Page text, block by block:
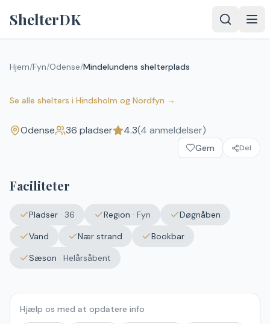
ShelterDK
Hjem/Fyn/Odense/Mindelundens shelterplads
Se alle shelters i Hindsholm og Nordfyn →
Mindelundens shelterplads
4.3 4 anmeldelser) Odense
Odense 36 pladser 4.3(4 anmeldelser)
Gem Del
Faciliteter
Pladser · 36 Region · Fyn
Døgnåben
Vand
Nær strand
Bookbar
Sæson · Helårsåbent
Hjælp os med at opdatere info